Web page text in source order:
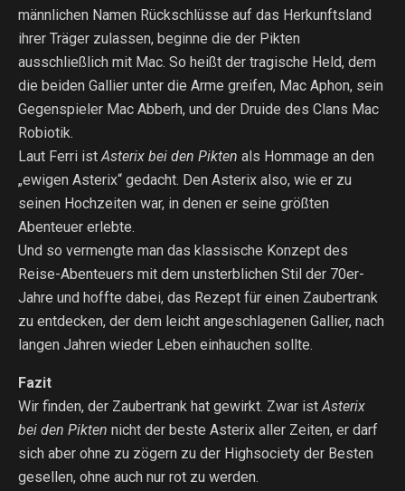
männlichen Namen Rückschlüsse auf das Herkunftsland
ihrer Träger zulassen, beginne die der Pikten
ausschließlich mit Mac. So heißt der tragische Held, dem
die beiden Gallier unter die Arme greifen, Mac Aphon, sein
Gegenspieler Mac Abberh, und der Druide des Clans Mac
Robiotik.
Laut Ferri istAsterix bei den Pikten als Hommage an den
„ewigen Asterix“ gedacht. Den Asterix also, wie er zu
seinen Hochzeiten war, in denen er seine größten
Abenteuer erlebte.
Und so vermengte man das klassische Konzept des
Reise-Abenteuers mit dem unsterblichen Stil der 70er-
Jahre und hoffte dabei, das Rezept für einen Zaubertrank
zu entdecken, der dem leicht angeschlagenen Gallier, nach
langen Jahren wieder Leben einhauchen sollte.
Fazit
Wir finden, der Zaubertrank hat gewirkt. Zwar istAsterix
bei den Pikten nicht der beste Asterix aller Zeiten, er darf
sich aber ohne zu zögern zu der Highsociety der Besten
gesellen, ohne auch nur rot zu werden.